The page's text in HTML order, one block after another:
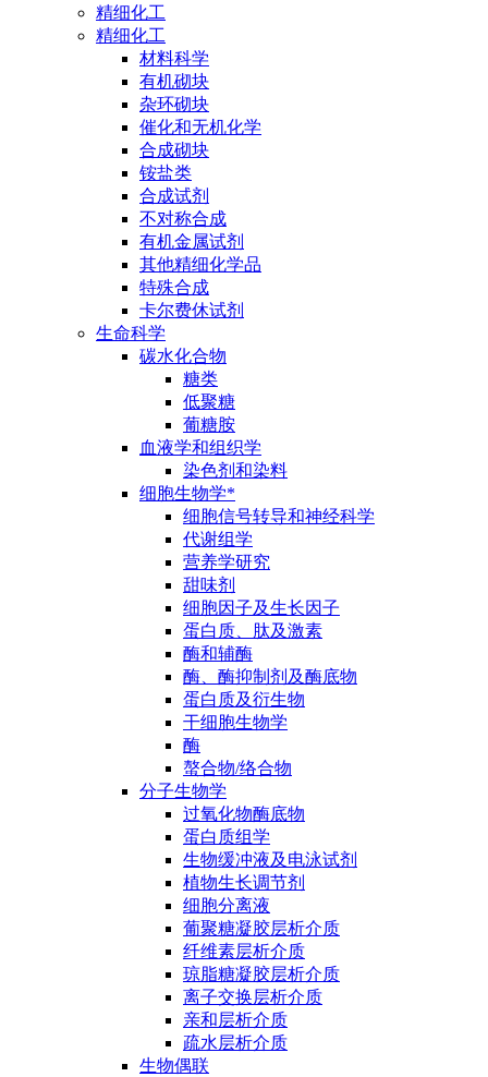
精细化工
精细化工
材料科学
有机砌块
杂环砌块
催化和无机化学
合成砌块
铵盐类
合成试剂
不对称合成
有机金属试剂
其他精细化学品
特殊合成
卡尔费休试剂
生命科学
碳水化合物
糖类
低聚糖
葡糖胺
血液学和组织学
染色剂和染料
细胞生物学*
细胞信号转导和神经科学
代谢组学
营养学研究
甜味剂
细胞因子及生长因子
蛋白质、肽及激素
酶和辅酶
酶、酶抑制剂及酶底物
蛋白质及衍生物
干细胞生物学
酶
螯合物/络合物
分子生物学
过氧化物酶底物
蛋白质组学
生物缓冲液及电泳试剂
植物生长调节剂
细胞分离液
葡聚糖凝胶层析介质
纤维素层析介质
琼脂糖凝胶层析介质
离子交换层析介质
亲和层析介质
疏水层析介质
生物偶联